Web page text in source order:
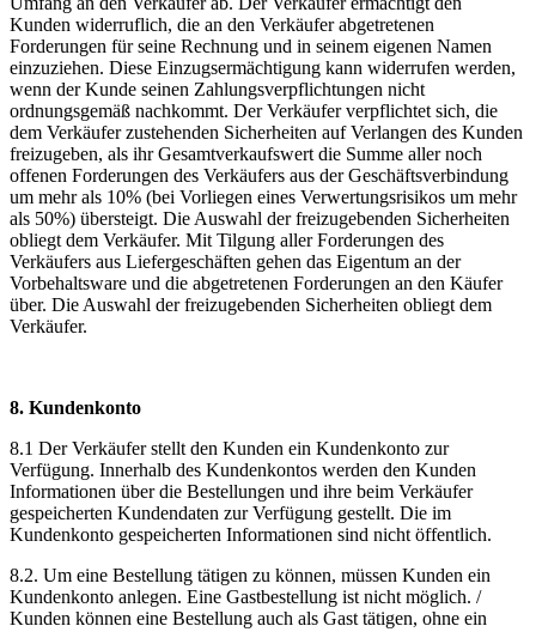
Kunden widerruflich, die an den Verkäufer abgetretenen
Forderungen für seine Rechnung und in seinem eigenen Namen
einzuziehen. Diese Einzugsermächtigung kann widerrufen werden,
wenn der Kunde seinen Zahlungsverpflichtungen nicht
ordnungsgemäß nachkommt. Der Verkäufer verpflichtet sich, die
dem Verkäufer zustehenden Sicherheiten auf Verlangen des Kunden
freizugeben, als ihr Gesamtverkaufswert die Summe aller noch
offenen Forderungen des Verkäufers aus der Geschäftsverbindung
um mehr als 10% (bei Vorliegen eines Verwertungsrisikos um mehr
als 50%) übersteigt. Die Auswahl der freizugebenden Sicherheiten
obliegt dem Verkäufer. Mit Tilgung aller Forderungen des
Verkäufers aus Liefergeschäften gehen das Eigentum an der
Vorbehaltsware und die abgetretenen Forderungen an den Käufer
über. Die Auswahl der freizugebenden Sicherheiten obliegt dem
Verkäufer.
8. Kundenkonto
8.1 Der Verkäufer stellt den Kunden ein Kundenkonto zur
Verfügung. Innerhalb des Kundenkontos werden den Kunden
Informationen über die Bestellungen und ihre beim Verkäufer
gespeicherten Kundendaten zur Verfügung gestellt. Die im
Kundenkonto gespeicherten Informationen sind nicht öffentlich.
8.2. Um eine Bestellung tätigen zu können, müssen Kunden ein
Kundenkonto anlegen. Eine Gastbestellung ist nicht möglich. /
Kunden können eine Bestellung auch als Gast tätigen, ohne ein